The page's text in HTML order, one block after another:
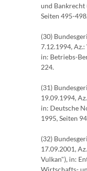
und Bankrecht
Seiten 495-
(30)
7.12.1994,
in: Betriebs-
224.
(31)
19.09.1994,
in: Deutsche
1995, Seiten
(32)
17.09.2001,
Vulkan"), in:
Wirtschafts-